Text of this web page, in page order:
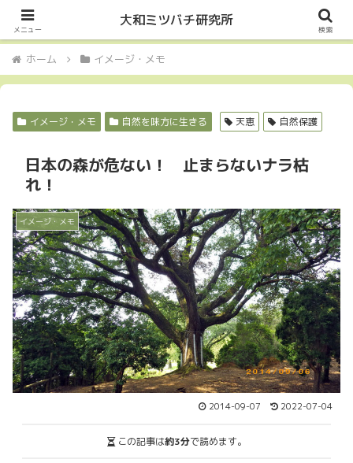
Let it Bee・・・
ホーム イメージ・メモ
イメージ・メモ 自然を味方に生きる 天恵 自然保護
日本の森が危ない！ 止まらないナラ枯
れ！
イメージ・メモ
2014-09-07 2022-07-04
この記事は約3分で読めます。
メニュー
大和ミツバチ研究所
検索